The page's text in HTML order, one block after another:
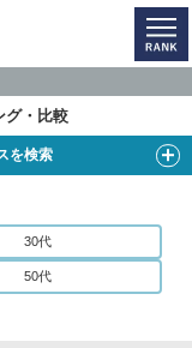
グ・比較
を検索
30代
50代